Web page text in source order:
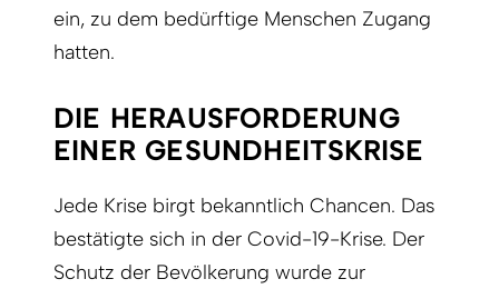
ein, zu dem bedürftige Menschen Zugang
hatten.
DIE HERAUSFORDERUNG
EINER GESUNDHEITSKRISE
Jede Krise birgt bekanntlich Chancen. Das
bestätigte sich in der Covid-19-Krise. Der
Schutz der Bevölkerung wurde zur